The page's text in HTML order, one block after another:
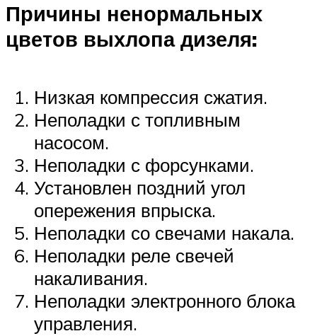
Причины ненормальных
цветов выхлопа дизеля:
Низкая компрессия сжатия.
Неполадки с топливным
насосом.
Неполадки с форсунками.
Установлен поздний угол
опережения впрыска.
Неполадки со свечами накала.
Неполадки реле свечей
накаливания.
Неполадки электронного блока
управления.